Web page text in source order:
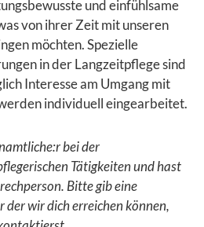
und einfühlsame
von ihrer Zeit mit unseren
möchten. Spezielle
in der Langzeitpflege sind
Interesse am Umgang mit
individuell eingearbeitet.
bei der
Tätigkeiten und hast
Bitte gib eine
der wir dich erreichen können,